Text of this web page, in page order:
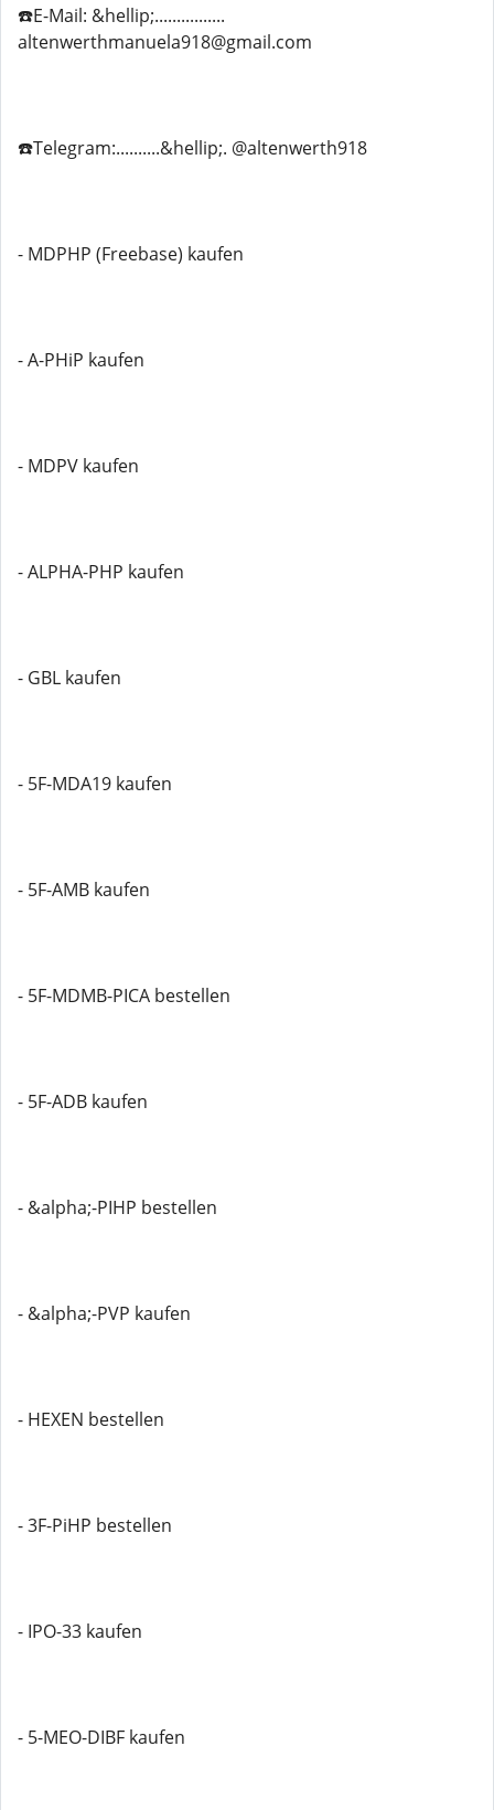
☎️E-Mail: &hellip;................
altenwerthmanuela918@gmail.com
☎️Telegram:..........&hellip;. @altenwerth918
- MDPHP (Freebase) kaufen
- A-PHiP kaufen
- MDPV kaufen
- ALPHA-PHP kaufen
- GBL kaufen
- 5F-MDA19 kaufen
- 5F-AMB kaufen
- 5F-MDMB-PICA bestellen
- 5F-ADB kaufen
- &alpha;-PIHP bestellen
- &alpha;-PVP kaufen
- HEXEN bestellen
- 3F-PiHP bestellen
- IPO-33 kaufen
- 5-MEO-DIBF kaufen